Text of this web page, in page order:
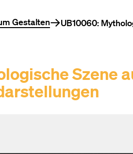
hier
Gestalten UB10060:
Szene